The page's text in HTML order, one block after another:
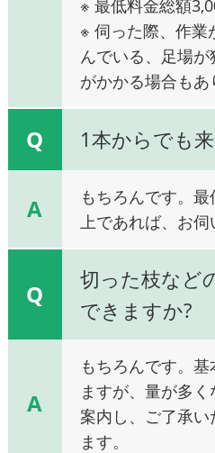
※ 最低料金総額
※ 伺った際、作業
んでいる、足場
がかかる場合もあ
Q 1本からでも
A
もちろんです。
上であれば、お伺
Q
切った枝など
できますか?
A
もちろんです。
ますが、量が多
案内し、ご了承
ます。